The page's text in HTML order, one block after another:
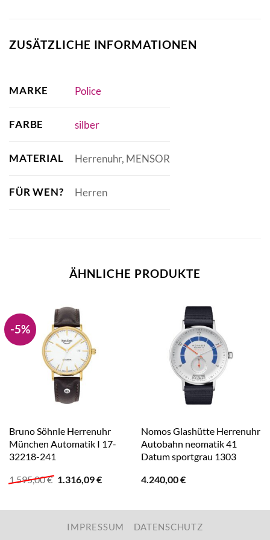
ZUSÄTZLICHE INFORMATIONEN
MARKE Police
FARBE silber
MATERIAL Herrenuhr, MENSOR
FÜR WEN? Herren
ÄHNLICHE PRODUKTE
-5%
Bruno Söhnle Herrenuhr
München Automatik I 17-
32218-241
1.595,00€ Ursprünglicher
1.595,00 €
1.316,09€Aktueller
1.316,09 €.
Nomos Glashütte Herrenuhr
Autobahn neomatik 41
Datum sportgrau 1303
4.240,00€
IMPRESSUM DATENSCHUTZ